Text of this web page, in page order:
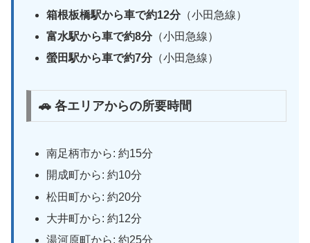
箱根板橋駅から車で約12分（小田急線）
富水駅から車で約8分（小田急線）
螢田駅から車で約7分（小田急線）
🚗 各エリアからの所要時間
南足柄市から: 約15分
開成町から: 約10分
松田町から: 約20分
大井町から: 約12分
湯河原町から: 約25分